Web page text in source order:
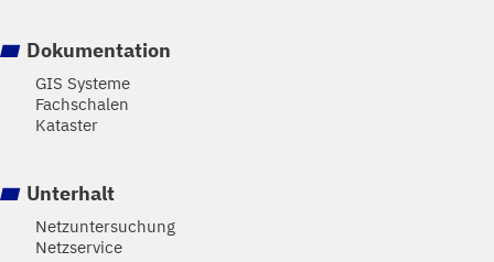
Dokumentation
GIS Systeme
Fachschalen
Kataster
Unterhalt
Netzuntersuchung
Netzservice